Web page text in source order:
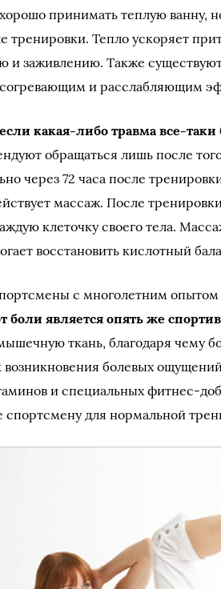
принимать теплую ванну,
тренировки. Тепло ускоряет
и заживлению. Также
и расслабляющим
какая-либо травма все-
обращаться лишь после
через 72 часа после
массаж. После
клеточку своего тела.
восстановить кислотный
с многолетним
боли является опять же
ткань, благодаря чему
возникновения болевых
и специальных фитнес-
для нормальной